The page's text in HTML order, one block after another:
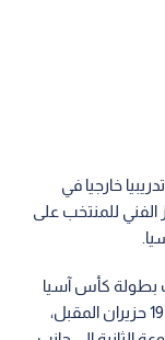
خارجيا في
الفني للمنتخب على
بطولة كأس آسيا
تحت 23 عاما المقرر إقامتها خلال الفترة من 1 - 19 حزيران المقبل،